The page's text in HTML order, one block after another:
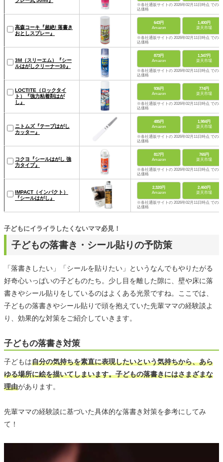
※各社通販サイトの 2026年02月11日時点 での税
込価格
高森コーキ『超絶! 落書き
おとしスプレー』
643円
Amazon
1,400円
楽天市場
※各社通販サイトの 2026年02月11日時点 での税
込価格
3M（スリーエム）『シー
ルはがしクリーナー30』
873円
Amazon
1,347円
楽天市場
※各社通販サイトの 2026年02月11日時点 での税
込価格
LOCTITE（ロックタイ
ト）『強力粘着剤はが
し』
936円
Amazon
774円
楽天市場
※各社通販サイトの 2026年02月11日時点 での税
込価格
ニトムズ『テープはがし
カッター』
485円
Amazon
1,984円
楽天市場
※各社通販サイトの 2026年02月11日時点 での税
込価格
コクヨ『シールはがし 強
力タイプ』
817円
Amazon
765円
楽天市場
※各社通販サイトの 2026年02月11日時点 での税
込価格
IMPACT（インパクト）
『シールはがし』
2,320円
Amazon
2,460円
楽天市場
※各社通販サイトの 2026年02月11日時点 での税
込価格
子どもの落書き・シール貼りの予防策
子どもにイライラしたくないママ必見！
「落書きしたい」「シールを貼りたい」というなんでもやりたがる
好奇心いっぱいの子どものたち。少し目を離した隙に、壁や床に落
書きやシール貼りをしているのはよくある光景ですね。ここでは、
子どもの落書きやシール貼りで頭を抱えていた先輩ママの経験談よ
り、効果的な対策をご紹介していきます。
子どもの落書き対策
子どもは自分の気持ちを素直に表現したいという気持ちから、あら
ゆる場所に絵を描いてしまいます。子どもの落書きにはさまざまな
理由があります。
先輩ママの経験談に基づいた具体的な落書き対策を参考にしてみ
て！